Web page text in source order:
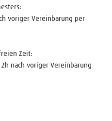
voriger Vereinbarung per
Zeit:
nach voriger Vereinbarung